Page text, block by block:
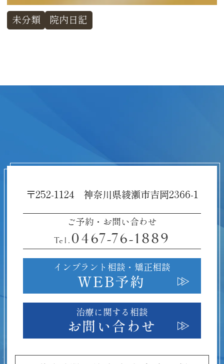
未分類 院内日記
〒252-1124 神奈川県綾瀬市吉岡2366-1
ご予約・お問い合わせ
Tel. 0467-76-1889
インプラント相談・ 矯正相談
WEB予約
治療に関する相談
お問い合わせ